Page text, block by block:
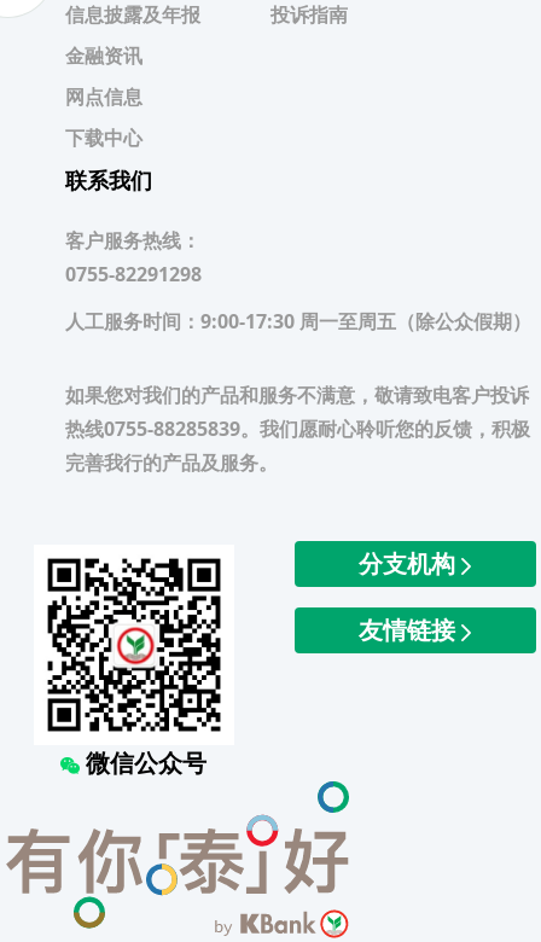
信息披露及年报
金融资讯
网点信息
下载中心
投诉指南
联系我们
客户服务热线：
0755-82291298
人工服务时间：9:00-17:30 周一至周五（除公众假期）
如果您对我们的产品和服务不满意，敬请致电客户投诉
热线0755-88285839。我们愿耐心聆听您的反馈，积极
完善我行的产品及服务。
微信公众号
分支机构
友情链接